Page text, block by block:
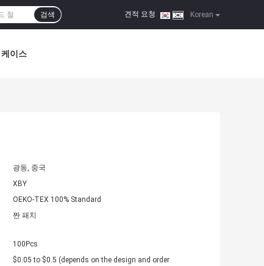
Korean
견적 요청 |
검색
케이스
광동, 중국
XBY
OEKO-TEX 100% Standard
짠 패치
100Pcs
$0.05 to $0.5 (depends on the design and order